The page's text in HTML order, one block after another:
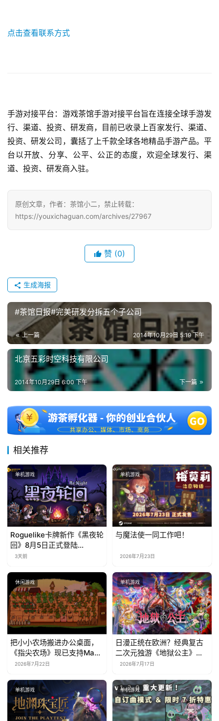
点击查看联系方式
手游对接平台：游戏茶馆手游对接平台旨在连接全球手游发
行、渠道、投资、研发商，目前已收录上百家发行、渠道、
投资、研发公司，囊括了上千款全球各地精品手游产品。平
台以开放、分享、公平、公正的态度，欢迎全球发行、渠
道、投资、研发商入驻。
原创文章，作者：茶馆小二，禁止转载：
https://youxichaguan.com/archives/27967
赞 (0)
生成海报
#茶馆日报#完美研发分拆五个子公司
上一篇 2014年10月29日 5:19 下午
北京五彩时空科技有限公司
下一篇
2014年10月29日 6:00 下午
相关推荐
单机游戏
Roguelike卡牌新作《黑夜轮
回》8月5日正式登陆
Steam，首发9折优惠开启
3天前
单机游戏
与魔法使一同工作吧！
2026年7月23日
休闲游戏
把小小农场搬进办公桌面，
《指尖农场》现已支持Mac
系统！
2026年7月22日
单机游戏
日漫正统在欧洲？经典复古
二次元独游《地狱公主》现
已EA上线
2026年7月17日
单机游戏 单机游戏